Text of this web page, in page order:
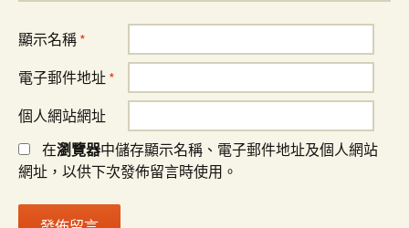
顯示名稱 *
電子郵件地址 *
個人網站網址
在瀏覽器中儲存顯示名稱、電子郵件地址及個人網站
網址，以供下次發佈留言時使用。